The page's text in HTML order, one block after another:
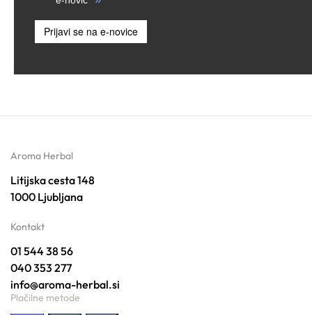
Prijavi se na e-novice
Aroma Herbal
Litijska cesta 148
1000 Ljubljana
Kontakt
01 544 38 56
040 353 277
info@aroma-herbal.si
Plačilne metode